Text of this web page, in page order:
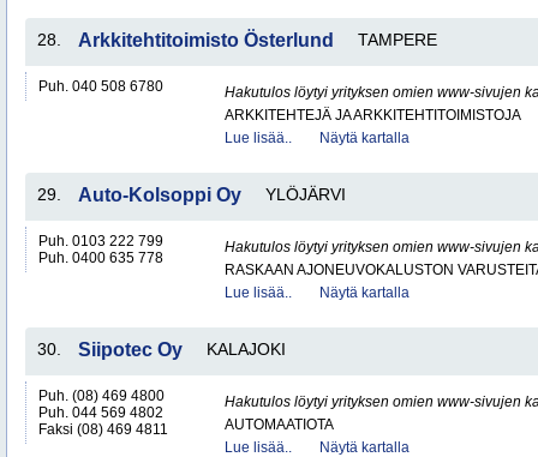
28. Arkkitehtitoimisto Österlund TAMPERE
Puh. 040 508 6780
Hakutulos löytyi yrityksen omien www-sivujen
ARKKITEHTEJÄ JA ARKKITEHTITOIMISTOJA
Lue lisää..
Näytä kartalla
29. Auto-Kolsoppi Oy YLÖJÄRVI
Puh. 0103 222 799
Puh. 0400 635 778
Hakutulos löytyi yrityksen omien www-sivujen
RASKAAN AJONEUVOKALUSTON
Lue lisää..
Näytä kartalla
30. Siipotec Oy KALAJOKI
Puh. (08) 469 4800
Puh. 044 569 4802
Faksi (08) 469 4811
Hakutulos löytyi yrityksen omien www-sivujen
AUTOMAATIOTA
Lue lisää..
Näytä kartalla